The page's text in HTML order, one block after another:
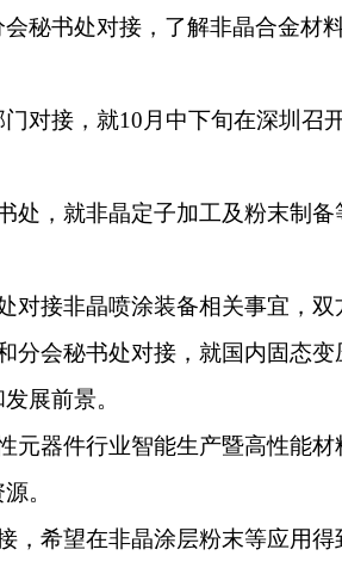
秘书处对接，了解非晶合金
对接，就10月中下旬在深圳召
处，就非晶定子加工及粉末制
对接非晶喷涂装备相关事宜，
分会秘书处对接，就国内固态
展前景。
元器件行业智能生产暨高性能
。
，希望在非晶涂层粉末等应用